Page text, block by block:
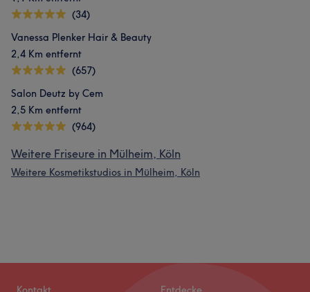
(34)
Vanessa Plenker Hair & Beauty
2,4 Km entfernt
(657)
Salon Deutz by Cem
2,5 Km entfernt
(964)
Weitere Friseure in Mülheim, Köln
Weitere Kosmetikstudios in Mülheim, Köln